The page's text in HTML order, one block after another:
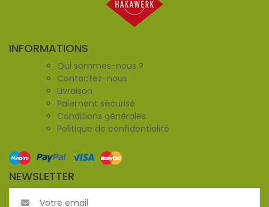
INFORMATIONS
Qui sommes-nous ?
Contactez-nous
Livraison
Paiement sécurisé
Conditions générales
Politique de confidentialité
NEWSLETTER